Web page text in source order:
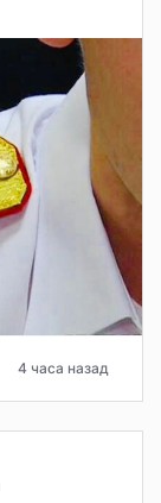
4 часа назад